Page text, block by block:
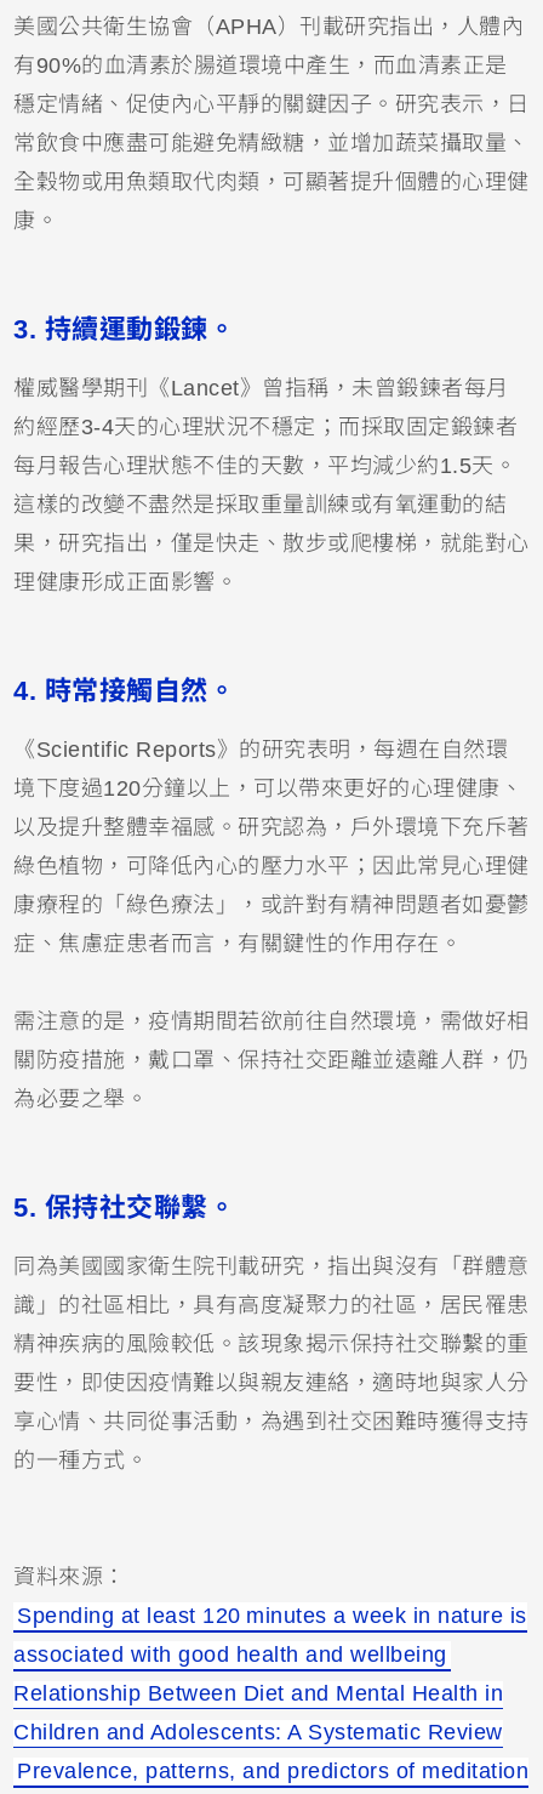
美國公共衛生協會（APHA）刊載研究指出，人體內
有90%的血清素於腸道環境中產生，而血清素正是
穩定情緒、促使內心平靜的關鍵因子。研究表示，日
常飲食中應盡可能避免精緻糖，並增加蔬菜攝取量、
全穀物或用魚類取代肉類，可顯著提升個體的心理健
康。
3. 持續運動鍛鍊。
權威醫學期刊《Lancet》曾指稱，未曾鍛鍊者每月
約經歷3-4天的心理狀況不穩定；而採取固定鍛鍊者
每月報告心理狀態不佳的天數，平均減少約1.5天。
這樣的改變不盡然是採取重量訓練或有氧運動的結
果，研究指出，僅是快走、散步或爬樓梯，就能對心
理健康形成正面影響。
4. 時常接觸自然。
《Scientific Reports》的研究表明，每週在自然環
境下度過120分鐘以上，可以帶來更好的心理健康、
以及提升整體幸福感。研究認為，戶外環境下充斥著
綠色植物，可降低內心的壓力水平；因此常見心理健
康療程的「綠色療法」，或許對有精神問題者如憂鬱
症、焦慮症患者而言，有關鍵性的作用存在。
需注意的是，疫情期間若欲前往自然環境，需做好相
關防疫措施，戴口罩、保持社交距離並遠離人群，仍
為必要之舉。
5. 保持社交聯繫。
同為美國國家衛生院刊載研究，指出與沒有「群體意
識」的社區相比，具有高度凝聚力的社區，居民罹患
精神疾病的風險較低。該現象揭示保持社交聯繫的重
要性，即使因疫情難以與親友連絡，適時地與家人分
享心情、共同從事活動，為遇到社交困難時獲得支持
的一種方式。
資料來源：
Spending at least 120 minutes a week in nature is
associated with good health and wellbeing
Relationship Between Diet and Mental Health in
Children and Adolescents: A Systematic Review
Prevalence, patterns, and predictors of meditation